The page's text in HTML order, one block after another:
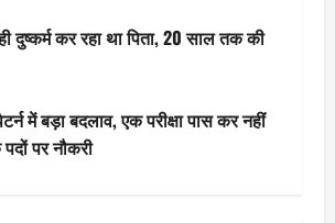
दुष्कर्म कर रहा था पिता, 20 साल तक की
में बड़ा बदलाव, एक परीक्षा पास कर नहीं
पर नौकरी